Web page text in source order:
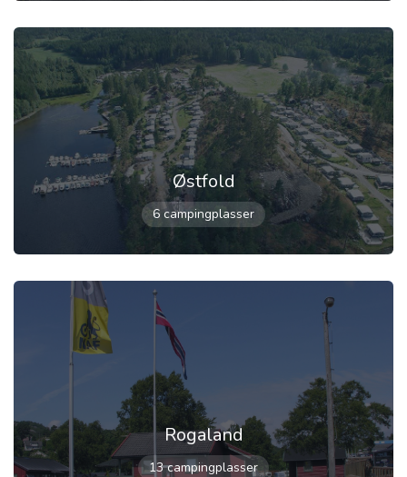
Østfold
6 campingplasser
Rogaland
13 campingplasser